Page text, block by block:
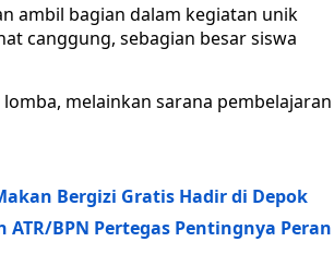
ambil bagian dalam kegiatan unik
canggung, sebagian besar siswa
melainkan sarana pembelajaran
Bergizi Gratis Hadir di Depok
BPN Pertegas Pentingnya Peran